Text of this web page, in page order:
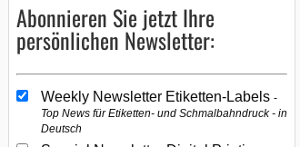
Abonnieren Sie jetzt Ihre
persönlichen Newsletter:
Weekly Newsletter Etiketten-Labels
Top News für Etiketten- und Schmalbahndruck - in
Deutsch